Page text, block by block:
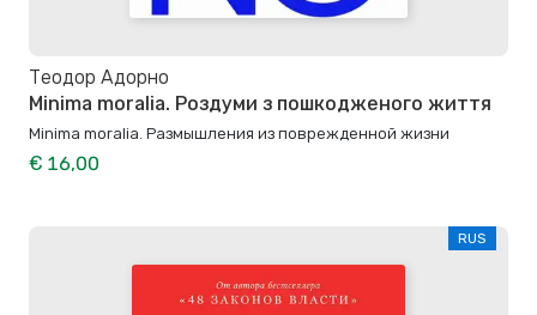
Теодор Адорно
Minima moralia. Роздуми з пошкодженого життя
Minima moralia. Размышления из поврежденной жизни
€ 16,00
RUS